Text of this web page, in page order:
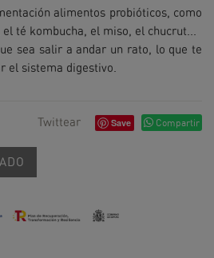
alimentos probióticos, como
té kombucha, el miso, el chucrut...
sea salir a andar un rato, lo que te
el sistema digestivo.
Twittear Save Compartir